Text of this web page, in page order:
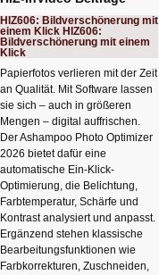
HIZ606: Bildverschönerung mit
einem Klick HIZ606:
Bildverschönerung mit einem
Klick
Papierfotos verlieren mit der Zeit
an Qualität. Mit Software lassen
sie sich – auch in größeren
Mengen – digital auffrischen.
Der Ashampoo Photo Optimizer
2026 bietet dafür eine
automatische Ein-Klick-
Optimierung, die Belichtung,
Farbtemperatur, Schärfe und
Kontrast analysiert und anpasst.
Ergänzend stehen klassische
Bearbeitungsfunktionen wie
Farbkorrekturen, Zuschneiden,